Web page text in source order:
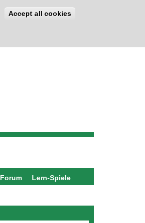
Accept all cookies
Forum Lern-Spiele